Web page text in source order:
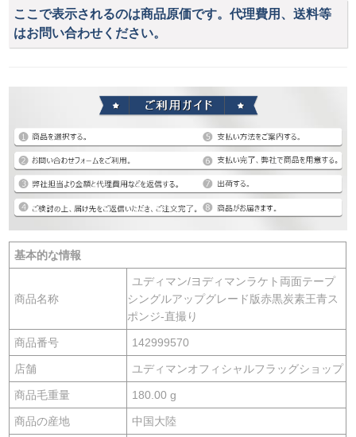
ここで表示されるのは商品原価です。代理費用、送料等
はお問い合わせください。
基本的な情報
商品名称
ユディマン/ヨディマンラケト両面テープ
シングルアップグレード版赤黒炭素王青ス
ポンジ-直撮り
商品番号 142999570
店舗 ユディマンオフィシャルフラッグショップ
商品毛重量 180.00 g
商品の産地 中国大陸